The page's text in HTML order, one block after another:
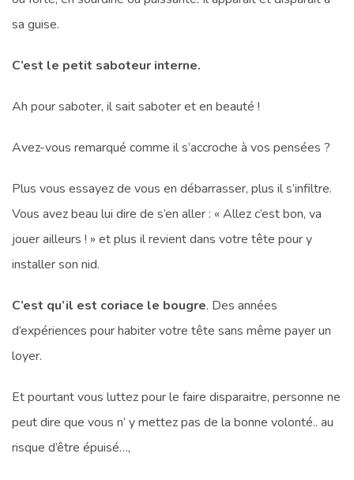
sa guise.
C’est le petit saboteur interne.
Ah pour saboter, il sait saboter et en beauté !
Avez-vous remarqué comme il s’accroche à vos pensées ?
Plus vous essayez de vous en débarrasser, plus il s’infiltre.
Vous avez beau lui dire de s’en aller : « Allez c’est bon, va
jouer ailleurs ! » et plus il revient dans votre tête pour y
installer son nid.
C’est qu’il est coriace le bougre. Des années
d’expériences pour habiter votre tête sans même payer un
loyer.
Et pourtant vous luttez pour le faire disparaitre, personne ne
peut dire que vous n’ y mettez pas de la bonne volonté.. au
risque d’être épuisé…,